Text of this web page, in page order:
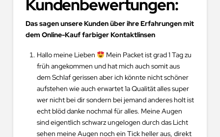
Kundenbewertungen:
Das sagen unsere Kunden über ihre Erfahrungen mit
dem Online-Kauf farbiger Kontaktlinsen
Hallo meine Lieben
Mein Packet ist grad 1 Tag zu
früh angekommen und hat mich auch somit aus
dem Schlaf gerissen aber ich könnte nicht schöner
aufstehen wie auch erwartet 1a Qualität alles super
wer nicht bei dir sondern bei jemand anderes holt ist
echt blöd danke nochmal für alles. Meine Augen
sind eigentlich schwarz ungelogen durch das Licht
sehen meine Augen noch ein Tick heller aus, direkt